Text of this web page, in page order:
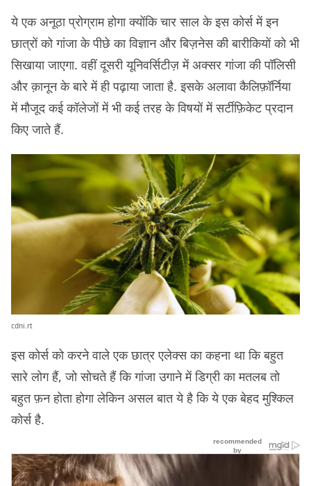
ये एक अनूठा प्रोग्राम होगा क्योंकि चार साल के इस कोर्स में इन
छात्रों को गांजा के पीछे का विज्ञान और बिज़नेस की बारीकियों को भी
सिखाया जाएगा. वहीं दूसरी यूनिवर्सिटीज़ में अक्सर गांजा की पॉलिसी
और क़ानून के बारे में ही पढ़ाया जाता है. इसके अलावा कैलिफ़ॉर्निया
में मौजूद कई कॉलेजों में भी कई तरह के विषयों में सर्टीफ़िकेट प्रदान
किए जाते हैं.
cdni.rt
इस कोर्स को करने वाले एक छात्र एलेक्स का कहना था कि बहुत
सारे लोग हैं, जो सोचते हैं कि गांजा उगाने में डिग्री का मतलब तो
बहुत फ़न होता होगा लेकिन असल बात ये है कि ये एक बेहद मुश्किल
कोर्स है.